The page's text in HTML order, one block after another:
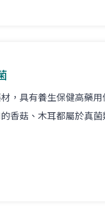
，具有養生保健高藥
香菇、木耳都屬於真菌